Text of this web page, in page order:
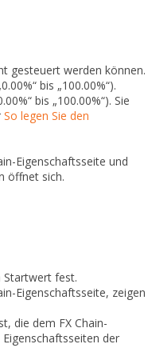
gesteuert werden können.
bis „100.00%“).
bis „100.00%“). Sie
So legen Sie den
Eigenschaftsseite und
öffnet sich.
Startwert fest.
Eigenschaftsseite, zeigen
die dem FX Chain-
der